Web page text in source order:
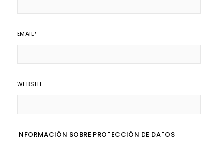
EMAIL*
WEBSITE
INFORMACIÓN SOBRE PROTECCIÓN DE DATOS